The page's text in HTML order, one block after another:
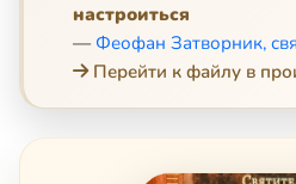
настроиться
— Феофан Затворник,
Перейти к файлу в